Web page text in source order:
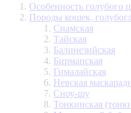
Особенность голубого
Породы кошек,
Сиамская
Тайская
Балинезийская
Бирманская
Гималайская
Невская
Сноу-шу
Тонкинская